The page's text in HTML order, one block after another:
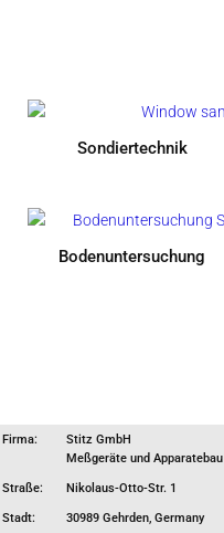
Son­dier­tech­nik
Boden­un­ter­su­chung
Firma:
Straße:
Stadt:
Stitz GmbH
Meßgeräte und Apparatebau
Nikolaus-Otto-Str. 1
30989 Gehrden, Germany